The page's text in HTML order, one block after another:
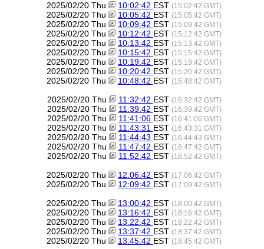
2025/02/20 Thu 10:02:42 EST (15:02:42 GMT)
2025/02/20 Thu 10:05:42 EST (15:05:42 GMT)
2025/02/20 Thu 10:09:42 EST (15:09:42 GMT)
2025/02/20 Thu 10:12:42 EST (15:12:42 GMT)
2025/02/20 Thu 10:13:42 EST (15:13:42 GMT)
2025/02/20 Thu 10:15:42 EST (15:15:42 GMT)
2025/02/20 Thu 10:19:42 EST (15:19:42 GMT)
2025/02/20 Thu 10:20:42 EST (15:20:42 GMT)
2025/02/20 Thu 10:48:42 EST (15:48:42 GMT)
2025/02/20 Thu 11:32:42 EST (16:32:42 GMT)
2025/02/20 Thu 11:39:42 EST (16:39:42 GMT)
2025/02/20 Thu 11:41:06 EST (16:41:06 GMT)
2025/02/20 Thu 11:43:31 EST (16:43:31 GMT)
2025/02/20 Thu 11:44:43 EST (16:44:43 GMT)
2025/02/20 Thu 11:47:42 EST (16:47:42 GMT)
2025/02/20 Thu 11:52:42 EST (16:52:42 GMT)
2025/02/20 Thu 12:06:42 EST (17:06:42 GMT)
2025/02/20 Thu 12:09:42 EST (17:09:42 GMT)
2025/02/20 Thu 13:00:42 EST (18:00:42 GMT)
2025/02/20 Thu 13:16:42 EST (18:16:42 GMT)
2025/02/20 Thu 13:22:42 EST (18:22:42 GMT)
2025/02/20 Thu 13:37:42 EST (18:37:42 GMT)
2025/02/20 Thu 13:45:42 EST (18:45:42 GMT)